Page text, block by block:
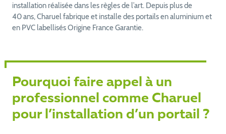
installation réalisée dans les règles de l’art. Depuis plus de
40 ans, Charuel fabrique et installe des portails en aluminium et
en PVC labellisés Origine France Garantie.
Pourquoi faire appel à un
professionnel comme Charuel
pour l’installation d’un portail ?